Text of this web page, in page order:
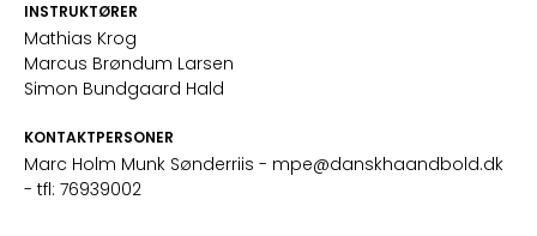
INSTRUKTØRER
Mathias Krog
Marcus Brøndum Larsen
Simon Bundgaard Hald
KONTAKTPERSONER
Marc Holm Munk Sønderriis - mpe@danskhaandbold.dk
- tfl: 76939002